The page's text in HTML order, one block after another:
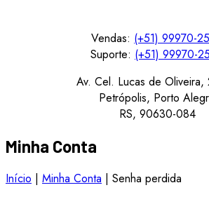
Vendas: (+51) 99970-
Suporte: (+51) 99970-
Av. Cel. Lucas de Oliveira,
Petrópolis, Porto
RS, 90630-084
Minha Conta
Início | Minha Conta | Senha perdida